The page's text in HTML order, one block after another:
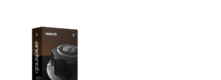
すべて
アナログモデリング
シグネイチャー